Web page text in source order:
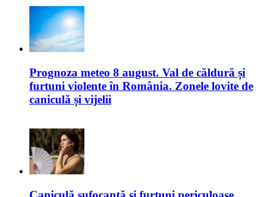
Prognoza meteo 8 august. Val de căldură și
furtuni violente în România. Zonele lovite de
caniculă și vijelii